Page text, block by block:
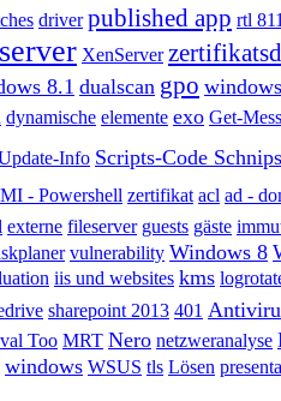
driver published app rtl
XenServer
8.1 dualscan gpo
dynamische elemente exo Get-
Info Scripts-Code
- Powershell zertifikat acl ad -
externe fileserver guests gäste
vulnerability Windows 8
iis und websites kms
sharepoint 2013 401
Too MRT Nero netzweranalyse
windows WSUS tls Lösen